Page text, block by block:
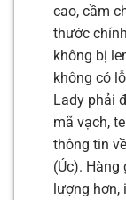
cao, cầm
thước
không bị
không có
Lady phải
mã vạch,
thông tin
(Úc).
lượng hơn,